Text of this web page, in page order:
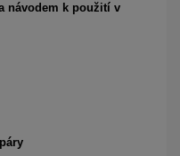
návodem k použití v